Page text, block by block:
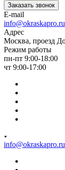
Заказать звонок
E-mail
info@okraskapro.ru
Адрес
Москва, проезд
Режим работы
пн-пт 9:00-18:00
чт 9:00-17:00
info@okraskapro.ru